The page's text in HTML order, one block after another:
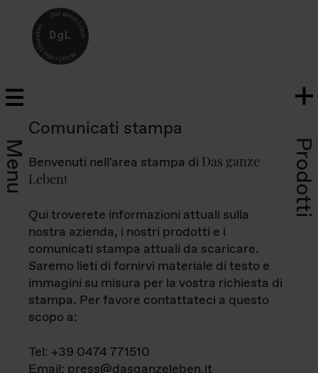
Menu Prodotti
Comunicati stampa
Benvenuti nell'area stampa di Das ganze
Leben!
Qui troverete informazioni attuali sulla
nostra azienda, i nostri prodotti e i
comunicati stampa attuali da scaricare.
Saremo lieti di fornirvi materiale di testo e
immagini su misura per la vostra richiesta di
stampa. Per favore contattateci a questo
scopo a:
Tel: +39 0474 771510
Email: press@dasganzeleben.it